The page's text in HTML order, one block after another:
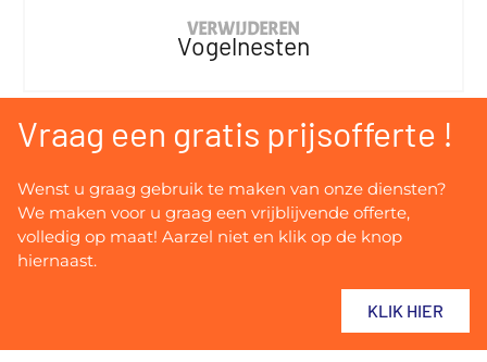
VERWIJDEREN
Vogelnesten
Vraag een gratis prijsofferte !
Wenst u graag gebruik te maken van onze diensten?
We maken voor u graag een vrijblijvende offerte,
volledig op maat! Aarzel niet en klik op de knop
hiernaast.
KLIK HIER